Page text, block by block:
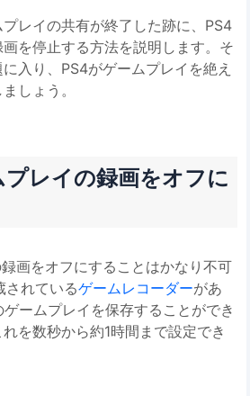
レイの共有が終了した跡に、PS4
を停止する方法を説明します。そ
入り、PS4がゲームプレイを絶え
しょう。
レイの録画をオフに
画をオフにすることはかなり不可
されているゲームレコーダーがあ
ームプレイを保存することができ
を数秒から約1時間まで設定でき